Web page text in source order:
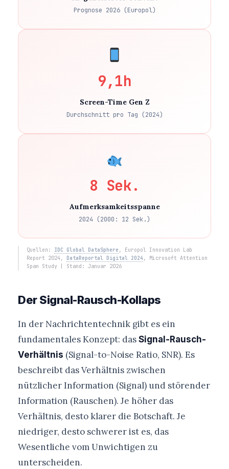
Prognose 2026 (Europol)
9,1h
Screen-Time Gen Z
Durchschnitt pro Tag (2024)
8 Sek.
Aufmerksamkeitsspanne
2024 (2000: 12 Sek.)
Quellen: IDC Global DataSphere , Europol Innovation Lab
Report 2024,
DataReportal Digital 2024 , Microsoft Attention
Span Study | Stand: Januar 2026
Der Signal-Rausch-Kollaps
In der Nachrichtentechnik gibt es ein
fundamentales Konzept: das Signal-Rausch-
Verhältnis (Signal-to-Noise Ratio, SNR). Es
beschreibt das Verhältnis zwischen
nützlicher Information (Signal) und störender
Information (Rauschen). Je höher das
Verhältnis, desto klarer die Botschaft. Je
niedriger, desto schwerer ist es, das
Wesentliche vom Unwichtigen zu
unterscheiden.